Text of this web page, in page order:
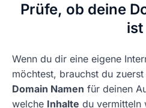
Prüfe, ob deine
ist
Wenn du dir eine eigene
möchtest, brauchst du zuerst
Domain Namen für deinen
welche Inhalte du vermitteln